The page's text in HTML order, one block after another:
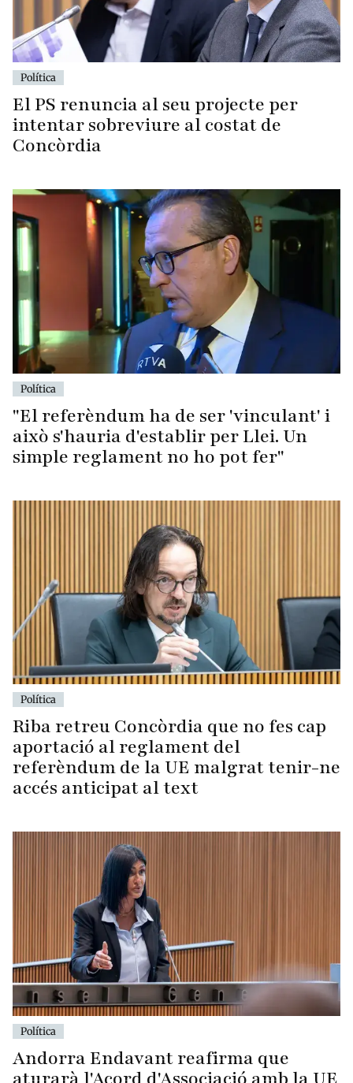
Política
El PS renuncia al seu projecte per
intentar sobreviure al costat de
Concòrdia
Política
"El referèndum ha de ser 'vinculant' i
això s'hauria d'establir per Llei. Un
simple reglament no ho pot fer"
Política
Riba retreu Concòrdia que no fes cap
aportació al reglament del
referèndum de la UE malgrat tenir-ne
accés anticipat al text
Política
Andorra Endavant reafirma que